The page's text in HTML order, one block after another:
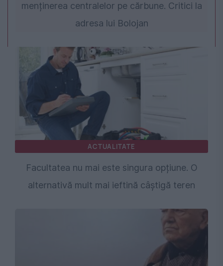
menținerea centralelor pe cărbune. Critici la
adresa lui Bolojan
ACTUALITATE
Facultatea nu mai este singura opțiune. O
alternativă mult mai ieftină câștigă teren